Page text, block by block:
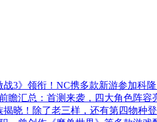
战3》领衔！NC携多款新游参加科
瞻汇总：首测来袭，四大角色阵容
揭晓！除了老三样，还有第四物种